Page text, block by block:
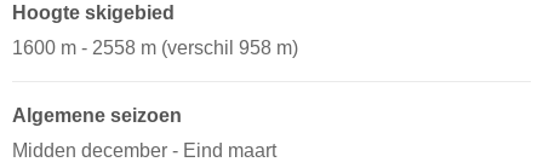
Hoogte skigebied
1600 m - 2558 m (verschil 958 m)
Algemene seizoen
Midden december - Eind maart